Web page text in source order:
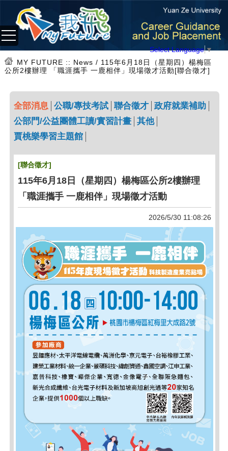
Select Language▼
MY FUTURE :: News / 115年6月18日（星期四）楊梅區
公所2樓辦理 「職涯攜手 一鹿相伴」現場徵才活動[聯合徵才]
全部消息 公職/專技考試 聯合徵才 政府就業補助
公部門/公益團體工讀/實習計畫 其他
賈桃樂學習主題館
[聯合徵才]
115年6月18日（星期四）楊梅區公所2樓辦理
「職涯攜手 一鹿相伴」現場徵才活動
2026/5/30 11:08:26